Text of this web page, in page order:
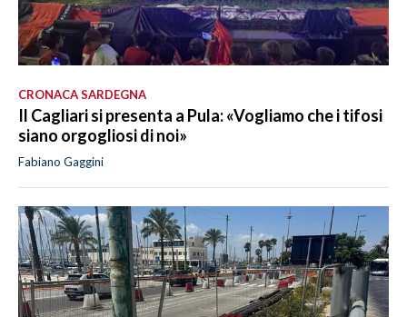
CRONACA SARDEGNA
Il Cagliari si presenta a Pula: «Vogliamo che i tifosi
siano orgogliosi di noi»
Fabiano Gaggini